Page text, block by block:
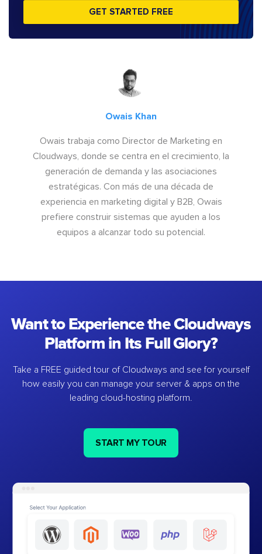
GET STARTED FREE
Owais Khan
Owais trabaja como Director de Marketing en
Cloudways, donde se centra en el crecimiento, la
generación de demanda y las asociaciones
estratégicas. Con más de una década de
experiencia en marketing digital y B2B, Owais
prefiere construir sistemas que ayuden a los
equipos a alcanzar todo su potencial.
Want to Experience the Cloudways
Platform in Its Full Glory?
Take a FREE guided tour of Cloudways and see for yourself
how easily you can manage your server & apps on the
leading cloud-hosting platform.
START MY TOUR